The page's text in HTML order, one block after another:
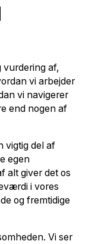
vurdering af,
vi arbejder
vi navigerer
end nogen af
vigtig del af
egen
alt giver det os
i vores
og fremtidige
Vi ser